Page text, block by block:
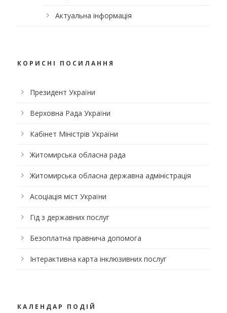
Актуальна інформація
КОРИСНІ ПОСИЛАННЯ
Президент України
Верховна Рада України
Кабінет Міністрів України
Житомирська обласна рада
Житомирська обласна державна адміністрація
Асоціація міст України
Гід з державних послуг
Безоплатна правнича допомога
Інтерактивна карта інклюзивних послуг
КАЛЕНДАР ПОДІЙ